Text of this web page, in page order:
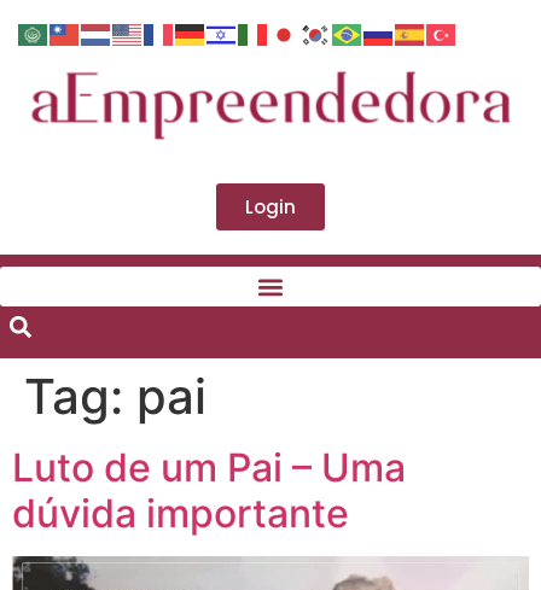
Login
Tag: pai
Luto de um Pai – Uma
dúvida importante